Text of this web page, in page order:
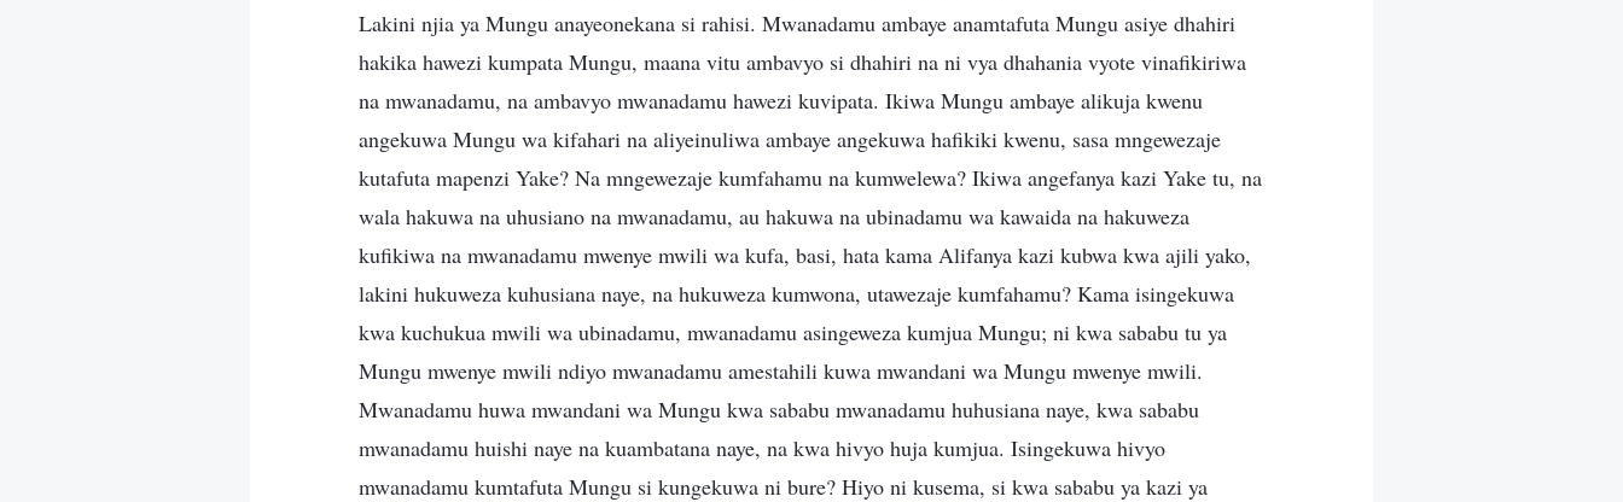
Lakini njia ya Mungu anayeonekana si rahisi. Mwanadamu ambaye anamtafuta Mungu asiye dhahiri
hakika hawezi kumpata Mungu, maana vitu ambavyo si dhahiri na ni vya dhahania vyote vinafikiriwa
na mwanadamu, na ambavyo mwanadamu hawezi kuvipata. Ikiwa Mungu ambaye alikuja kwenu
angekuwa Mungu wa kifahari na aliyeinuliwa ambaye angekuwa hafikiki kwenu, sasa mngewezaje
kutafuta mapenzi Yake? Na mngewezaje kumfahamu na kumwelewa? Ikiwa angefanya kazi Yake tu, na
wala hakuwa na uhusiano na mwanadamu, au hakuwa na ubinadamu wa kawaida na hakuweza
kufikiwa na mwanadamu mwenye mwili wa kufa, basi, hata kama Alifanya kazi kubwa kwa ajili yako,
lakini hukuweza kuhusiana naye, na hukuweza kumwona, utawezaje kumfahamu? Kama isingekuwa
kwa kuchukua mwili wa ubinadamu, mwanadamu asingeweza kumjua Mungu; ni kwa sababu tu ya
Mungu mwenye mwili ndiyo mwanadamu amestahili kuwa mwandani wa Mungu mwenye mwili.
Mwanadamu huwa mwandani wa Mungu kwa sababu mwanadamu huhusiana naye, kwa sababu
mwanadamu huishi naye na kuambatana naye, na kwa hivyo huja kumjua. Isingekuwa hivyo
mwanadamu kumtafuta Mungu si kungekuwa ni bure? Hiyo ni kusema, si kwa sababu ya kazi ya